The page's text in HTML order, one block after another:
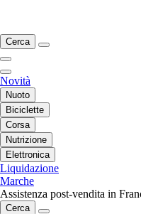
Cerca
Novità
Nuoto
Biciclette
Corsa
Nutrizione
Elettronica
Liquidazione
Marche
Assistenza post-vendita in
Cerca